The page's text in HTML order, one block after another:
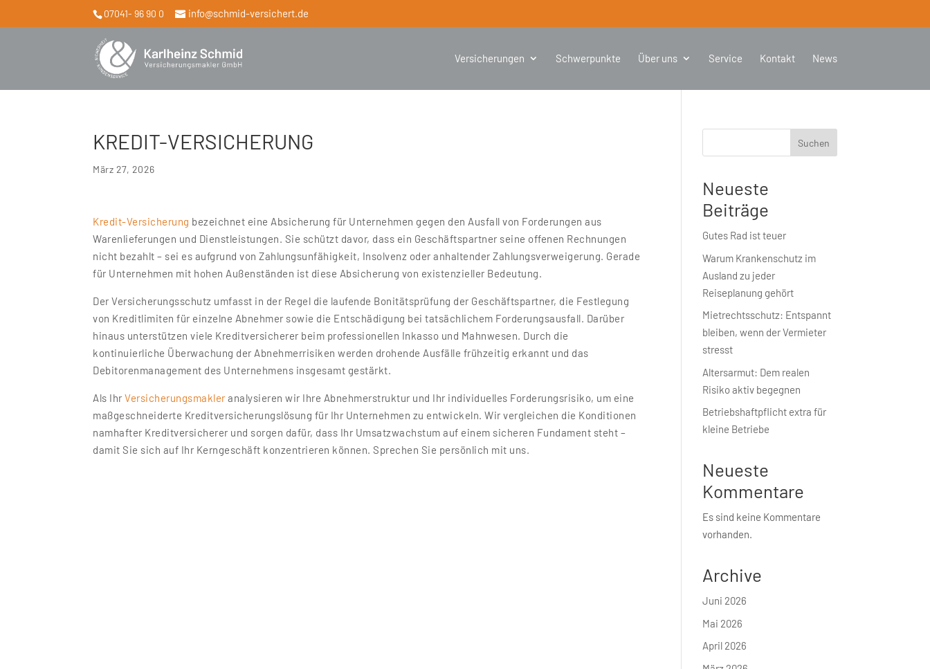
07041- 96 90 0 info@schmid-versichert.de
Versicherungen Schwerpunkte Über uns Service Kontakt News
KREDIT-VERSICHERUNG
März 27, 2026
Kredit-Versicherung bezeichnet eine Absicherung für Unternehmen gegen den Ausfall von Forderungen aus
Warenlieferungen und Dienstleistungen. Sie schützt davor, dass ein Geschäftspartner seine offenen Rechnungen
nicht bezahlt – sei es aufgrund von Zahlungsunfähigkeit, Insolvenz oder anhaltender Zahlungsverweigerung. Gerade
für Unternehmen mit hohen Außenständen ist diese Absicherung von existenzieller Bedeutung.
Der Versicherungsschutz umfasst in der Regel die laufende Bonitätsprüfung der Geschäftspartner, die Festlegung
von Kreditlimiten für einzelne Abnehmer sowie die Entschädigung bei tatsächlichem Forderungsausfall. Darüber
hinaus unterstützen viele Kreditversicherer beim professionellen Inkasso und Mahnwesen. Durch die
kontinuierliche Überwachung der Abnehmerrisiken werden drohende Ausfälle frühzeitig erkannt und das
Debitorenmanagement des Unternehmens insgesamt gestärkt.
Als IhrVersicherungsmakleranalysieren wir Ihre Abnehmerstruktur und Ihr individuelles Forderungsrisiko, um eine
maßgeschneiderte Kreditversicherungslösung für Ihr Unternehmen zu entwickeln. Wir vergleichen die Konditionen
namhafter Kreditversicherer und sorgen dafür, dass Ihr Umsatzwachstum auf einem sicheren Fundament steht –
damit Sie sich auf Ihr Kerngeschäft konzentrieren können. Sprechen Sie persönlich mit uns.
Suchen
Neueste
Beiträge
Gutes Rad ist teuer
Warum Krankenschutz im
Ausland zu jeder
Reiseplanung gehört
Mietrechtsschutz: Entspannt
bleiben, wenn der Vermieter
stresst
Altersarmut: Dem realen
Risiko aktiv begegnen
Betriebshaft­pflicht extra für
kleine Betriebe
Neueste
Kommentare
Es sind keine Kommentare
vorhanden.
Archive
Juni 2026
Mai 2026
April 2026